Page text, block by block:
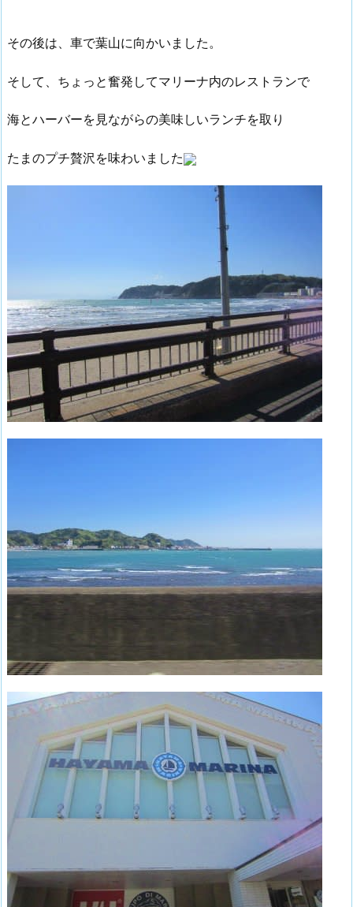
その後は、車で葉山に向かいました。
そして、ちょっと奮発してマリーナ内のレストランで
海とハーバーを見ながらの美味しいランチを取り
たまのプチ贅沢を味わいました